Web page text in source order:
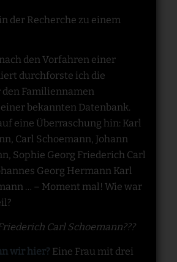
der Recherche zu einem
den Vorfahren einer
durchforste ich die
Familiennamen
bekannten Datenbank.
eine Überraschung hin: Karl
Carl Schoemann, Johann
Sophie Georg Friederich Carl
Georg Hermann Karl
… – Moment mal! Wie war
Carl Schoemann???
wir hier? Eine Frau mit drei